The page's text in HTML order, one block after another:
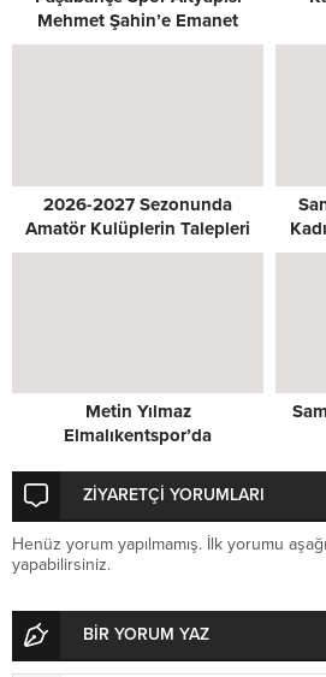
Mehmet Şahin’e Emanet
2026-2027 Sezonunda
Amatör Kulüplerin Talepleri
Masada
Metin Yılmaz
Elmalıkentspor’da
ZİYARETÇİ YORUMLARI
Henüz yorum yapılmamış. İlk yorumu
yapabilirsiniz.
BİR YORUM YAZ